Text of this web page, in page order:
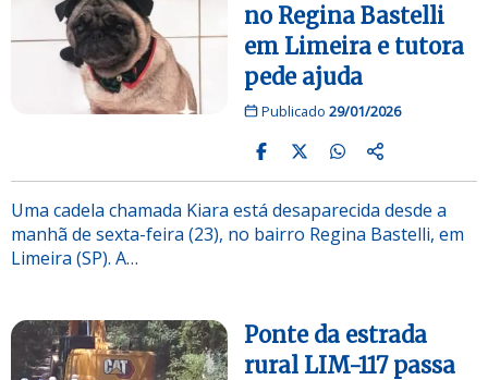
no Regina Bastelli
em Limeira e tutora
pede ajuda
Publicado 29/01/2026
Uma cadela chamada Kiara está desaparecida desde a
manhã de sexta-feira (23), no bairro Regina Bastelli, em
Limeira (SP). A…
Ponte da estrada
rural LIM-117 passa